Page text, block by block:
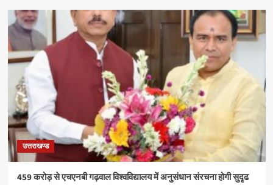
उत्तराखण्ड
459 करोड़ से एचएनबी गढ़वाल विश्वविद्यालय में अनुसंधान संरचना होगी सुदृढ